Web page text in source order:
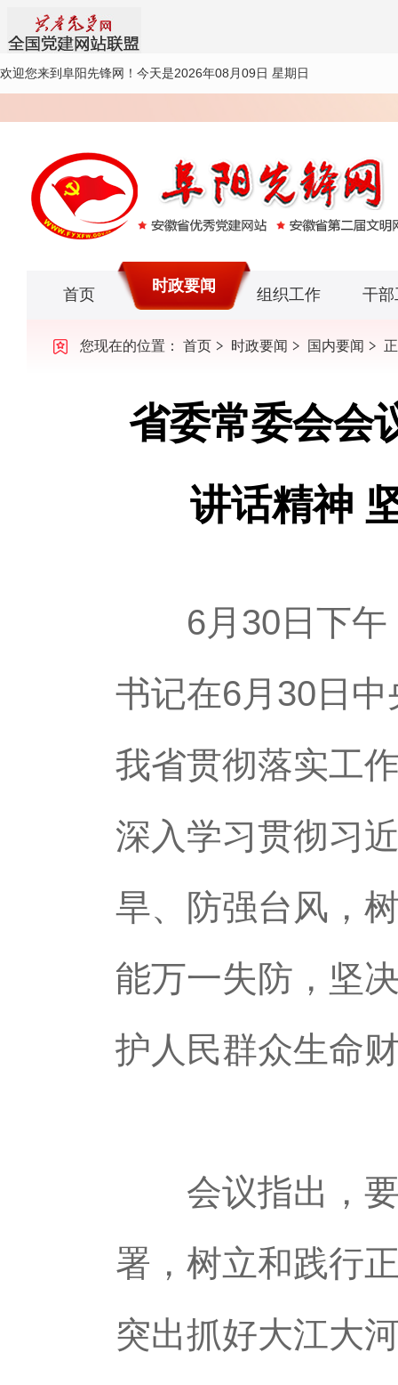
欢迎您来到阜阳先锋网！ 今天是2026年08月09日 星期日
首页 时政要闻 组织工作 干部
您现在的位置： 首页 时政要闻 国内要闻
省委常委会会
讲话精神
6月30日下午
书记在6月30日
我省贯彻落实工
深入学习贯彻习
旱、防强台风，
能万一失防，坚
护人民群众生命
会议指出，要
署，树立和践行
突出抓好大江大